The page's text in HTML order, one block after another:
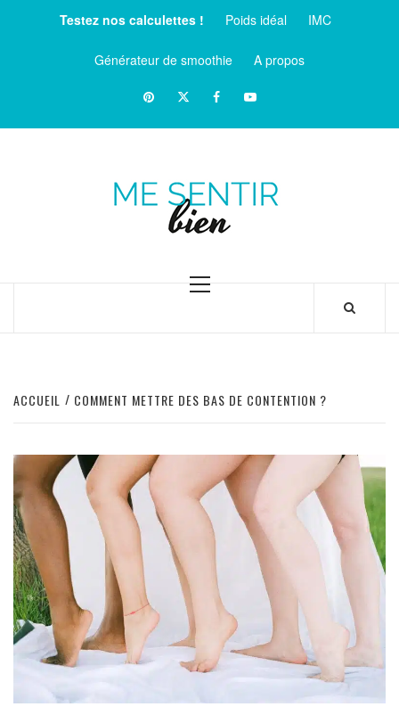
Testez nos calculettes ! Poids idéal IMC
Générateur de smoothie
A propos
PinterestTwitterfacebookYoutube
Menu
ACCUEIL COMMENT METTRE DES BAS DE CONTENTION ?